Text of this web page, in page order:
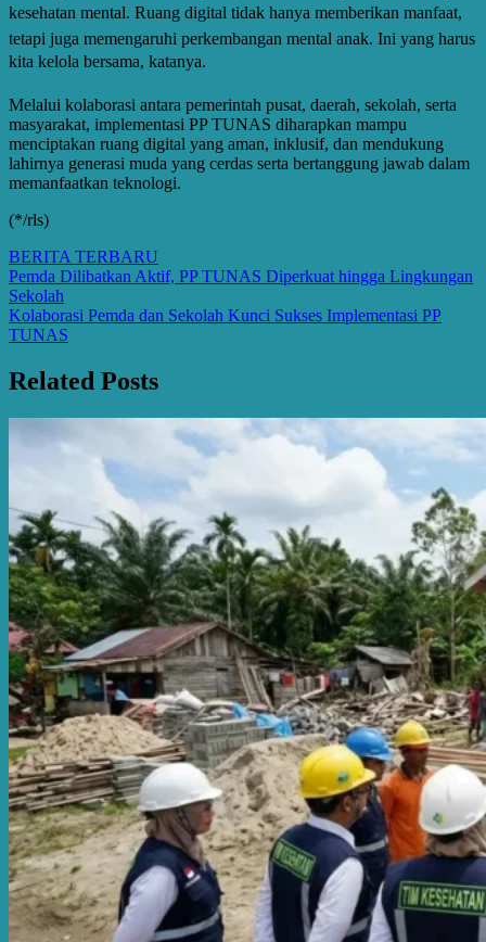
kesehatan mental. Ruang digital tidak hanya memberikan manfaat,
tetapi juga memengaruhi perkembangan mental anak. Ini yang harus
kita kelola bersama, katanya.
Melalui kolaborasi antara pemerintah pusat, daerah, sekolah, serta
masyarakat, implementasi PP TUNAS diharapkan mampu
menciptakan ruang digital yang aman, inklusif, dan mendukung
lahirnya generasi muda yang cerdas serta bertanggung jawab dalam
memanfaatkan teknologi.
(*/rls)
BERITA TERBARU
Post
navigation
Pemda Dilibatkan Aktif, PP TUNAS Diperkuat hingga Lingkungan
Sekolah
Kolaborasi Pemda dan Sekolah Kunci Sukses Implementasi PP
TUNAS
Related Posts